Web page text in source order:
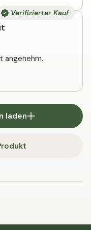
Verifizierter Kauf
angenehm.
laden